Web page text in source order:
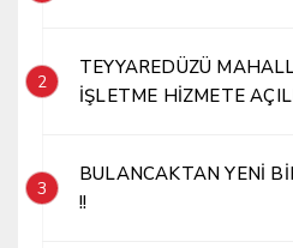
2
TEYYAREDÜZÜ
İŞLETME HİZMETE
3
BULANCAKTAN YENİ
!!